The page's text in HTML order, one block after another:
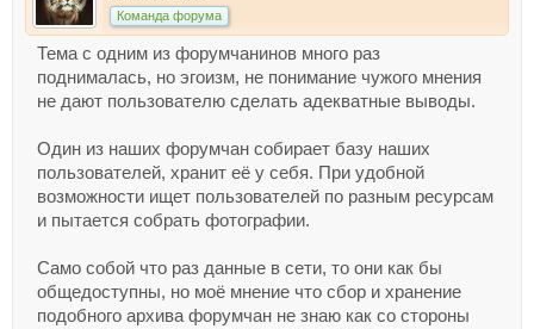
Команда форума
Тема с одним из форумчанинов много раз
поднималась, но эгоизм, не понимание чужого мнения
не дают пользователю сделать адекватные выводы.
Один из наших форумчан собирает базу наших
пользователей, хранит её у себя. При удобной
возможности ищет пользователей по разным ресурсам
и пытается собрать фотографии.
Само собой что раз данные в сети, то они как бы
общедоступны, но моё мнение что сбор и хранение
подобного архива форумчан не знаю как со стороны